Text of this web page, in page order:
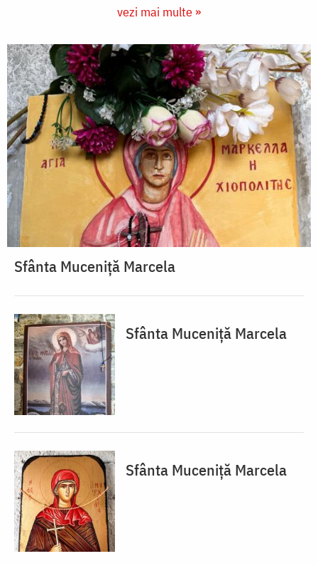
vezi mai multe »
Sfânta Muceniță Marcela
Sfânta Muceniță Marcela
Sfânta Muceniță Marcela